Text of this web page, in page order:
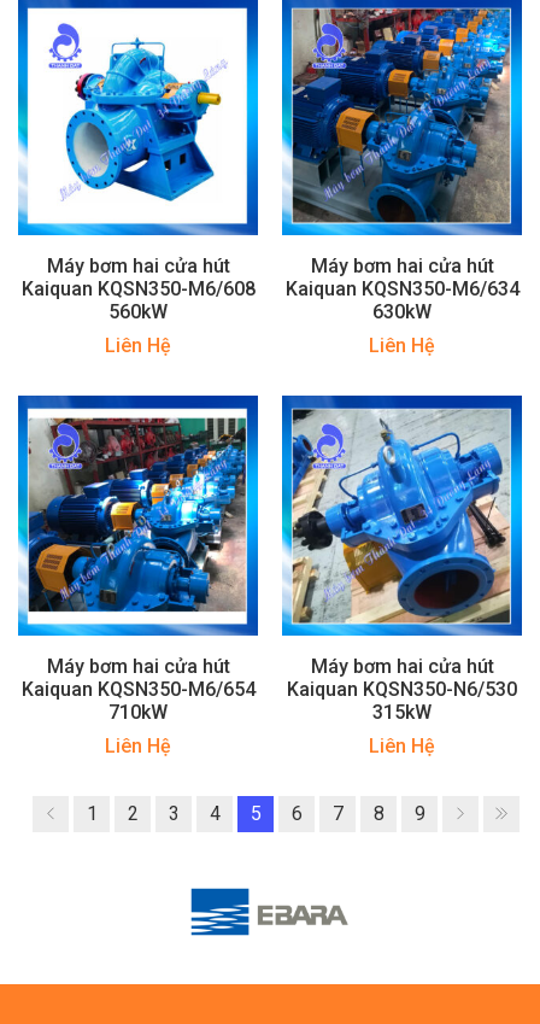
Máy bơm hai cửa hút
Kaiquan KQSN350-M6/608
560kW
Liên Hệ
Máy bơm hai cửa hút
Kaiquan KQSN350-M6/634
630kW
Liên Hệ
Máy bơm hai cửa hút
Kaiquan KQSN350-M6/654
710kW
Liên Hệ
Máy bơm hai cửa hút
Kaiquan KQSN350-N6/530
315kW
Liên Hệ
1 2 3 4 5 6 7 8 9